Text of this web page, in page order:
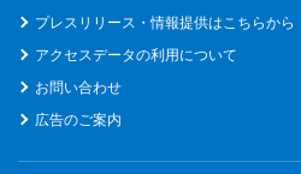
プレスリリース・情報提供はこちらから
アクセスデータの利用について
お問い合わせ
広告のご案内